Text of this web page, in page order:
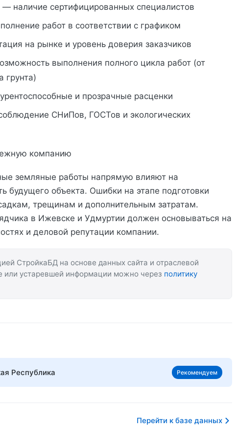
— наличие сертифицированных специалистов
работ в соответствии с графиком
на рынке и уровень доверия заказчиков
выполнения полного цикла работ (от
грунта)
и прозрачные расценки
СНиПов, ГОСТов и экологических
компанию
земляные работы напрямую влияют на
будущего объекта. Ошибки на этапе подготовки
трещинам и дополнительным затратам.
в Ижевске и Удмуртии должен основываться на
и деловой репутации компании.
СтройкаБД на основе данных сайта и отраслевой
или устаревшей информации можно через политику
Республика Рекомендуем
Перейти к базе данных